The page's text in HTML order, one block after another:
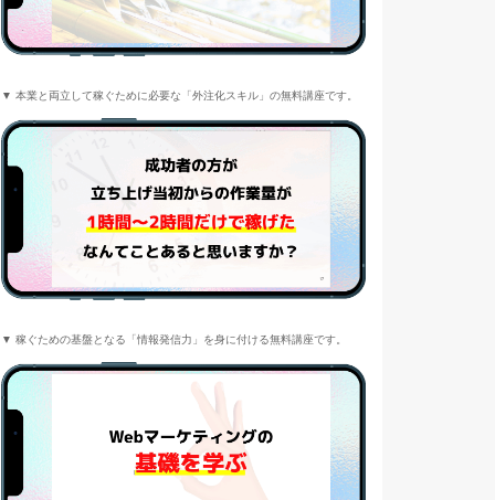
▼ 本業と両立して稼ぐために必要な「外注化スキル」の無料講座です。
▼ 稼ぐための基盤となる「情報発信力」を身に付ける無料講座です。